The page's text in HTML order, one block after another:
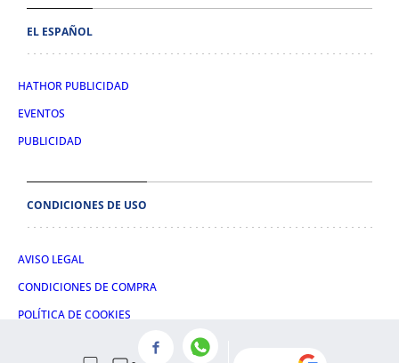
EL ESPAÑOL
HATHOR PUBLICIDAD
EVENTOS
PUBLICIDAD
CONDICIONES DE USO
AVISO LEGAL
CONDICIONES DE COMPRA
POLÍTICA DE COOKIES